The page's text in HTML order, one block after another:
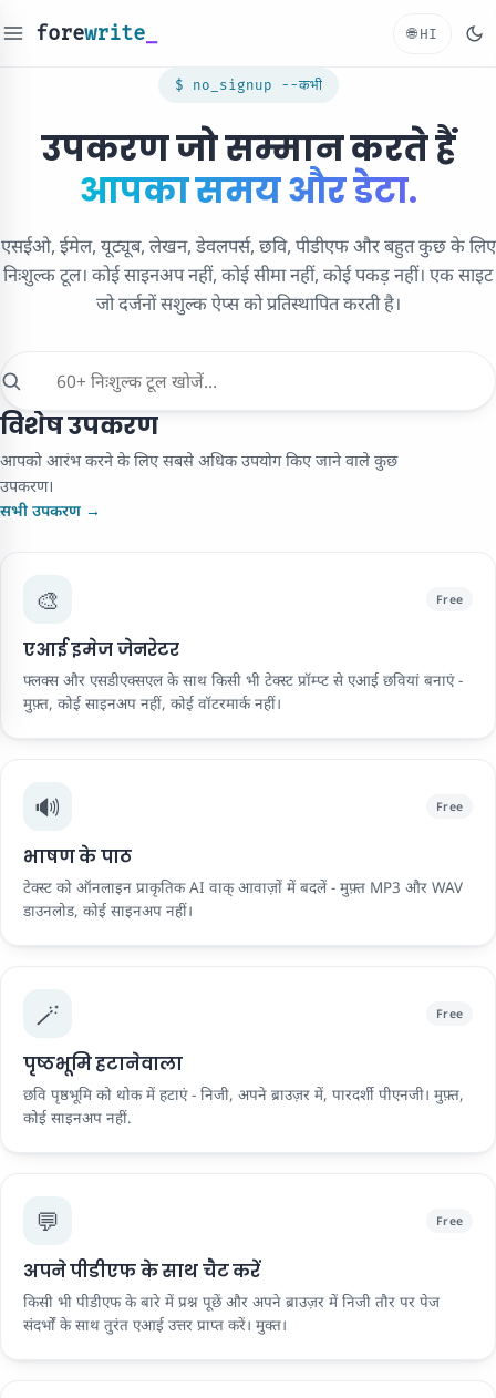
forewrite 🌐 HI
$ no_signup --कभी
उपकरण जो सम्मान करते हैं
आपका समय और डेटा.
एसईओ, ईमेल, यूट्यूब, लेखन, डेवलपर्स, छवि, पीडीएफ और बहुत कुछ के लिए
निःशुल्क टूल। कोई साइनअप नहीं, कोई सीमा नहीं, कोई पकड़ नहीं। एक साइट
जो दर्जनों सशुल्क ऐप्स को प्रतिस्थापित करती है।
विशेष उपकरण
आपको आरंभ करने के लिए सबसे अधिक उपयोग किए जाने वाले कुछ
उपकरण।
सभी उपकरण →
🎨 Free
एआई इमेज जेनरेटर
फ्लक्स और एसडीएक्सएल के साथ किसी भी टेक्स्ट प्रॉम्प्ट से एआई छवियां बनाएं -
मुफ़्त, कोई साइनअप नहीं, कोई वॉटरमार्क नहीं।
🔊 Free
भाषण के पाठ
टेक्स्ट को ऑनलाइन प्राकृतिक AI वाक् आवाज़ों में बदलें - मुफ़्त MP3 और WAV
डाउनलोड, कोई साइनअप नहीं।
🪄 Free
पृष्ठभूमि हटानेवाला
छवि पृष्ठभूमि को थोक में हटाएं - निजी, अपने ब्राउज़र में, पारदर्शी पीएनजी। मुफ़्त,
कोई साइनअप नहीं.
💬 Free
अपने पीडीएफ के साथ चैट करें
किसी भी पीडीएफ के बारे में प्रश्न पूछें और अपने ब्राउज़र में निजी तौर पर पेज
संदर्भों के साथ तुरंत एआई उत्तर प्राप्त करें। मुक्त।